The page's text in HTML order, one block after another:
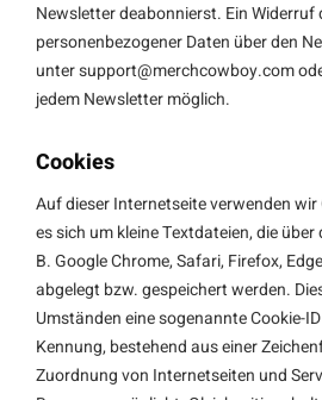
Newsletter deabonnierst. Ein Widerruf
personenbezogener Daten über den
untersupport@merchcowboy.com
jedem Newsletter möglich.
Cookies
Auf dieser Internetseite verwenden
es sich um kleine Textdateien, die
B. Google Chrome, Safari, Firefox,
abgelegt bzw. gespeichert werden.
Umständen eine sogenannte Cookie-
Kennung, bestehend aus einer
Zuordnung von Internetseiten und